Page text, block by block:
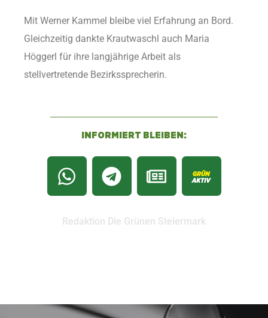
Mit Werner Kammel bleibe viel Erfahrung an Bord.
Gleichzeitig dankte Krautwaschl auch Maria
Höggerl für ihre langjährige Arbeit als
stellvertretende Bezirkssprecherin.
INFORMIERT BLEIBEN:
Redaktion Die Grünen Steiermark